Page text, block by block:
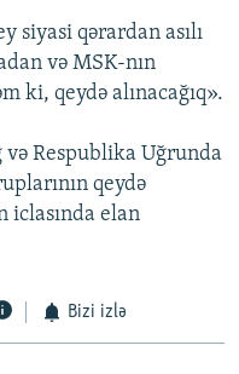
siyasi qərardan asılı
və MSK-nın
ki, qeydə alınacağıq».
və Respublika Uğrunda
qeydə
iclasında elan
Bizi izlə